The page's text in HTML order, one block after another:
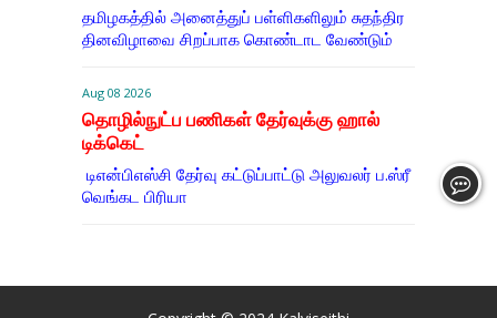
தமிழகத்தில் அனைத்துப் பள்ளிகளிலும் சுதந்திர
தினவிழாவை சிறப்பாக கொண்டாட வேண்டும்
Aug 08 2026
தொழில்நுட்ப பணிகள் தேர்வுக்கு ஹால் ​
டிக்கெட்
டிஎன்​பிஎஸ்சி தேர்வு கட்​டுப்​பாட்டு அலு​வலர் ப.ஸ்ரீ
வெங்கட பிரியா